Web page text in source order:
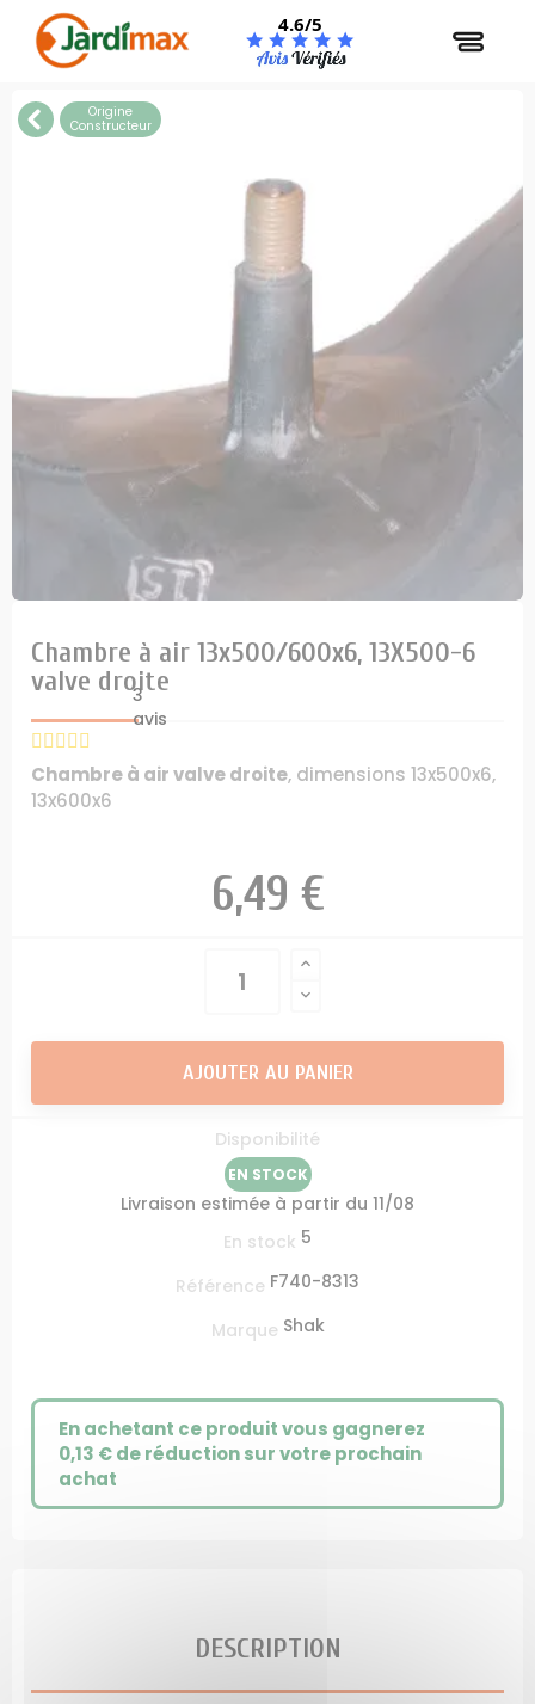
4.6/5
Origine
Constructeur
Chambre à air 13x500/600x6, 13X500-6
valve droite
3
avis
Chambre à air valve droite, dimensions 13x500x6,
13x600x6
6,49 €
AJOUTER AU PANIER
Disponibilité
EN STOCK
Livraison estimée à partir du 11/08
En stock 5
Référence F740-8313
Marque Shak
En achetant ce produit vous gagnerez
0,13 €de réduction sur votre prochain
achat
DESCRIPTION
Panneau de gestion des cookies